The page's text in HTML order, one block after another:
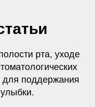
рта, уходе
поддержания